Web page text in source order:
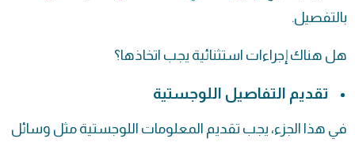
بالتفصيل.
هل هناك إجراءات استثنائية يجب اتخاذها؟
تقديم التفاصيل اللوجستية
في هذا الجزء، يجب تقديم المعلومات اللوجستية مثل وسائل